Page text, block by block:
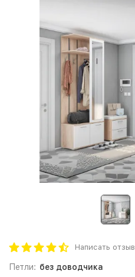
Написать отзыв
Петли: без доводчика